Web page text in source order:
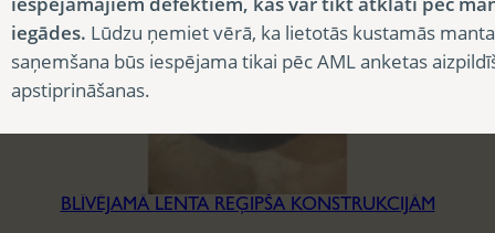
BLĪVĒJAMĀ LENTA REĢIPŠA KONSTRUKCIJĀM
iegādes. Lūdzu ņemiet vērā, ka lietotās kustamās
saņemšana būs iespējama tikai pēc AML anketas
apstiprināšanas.